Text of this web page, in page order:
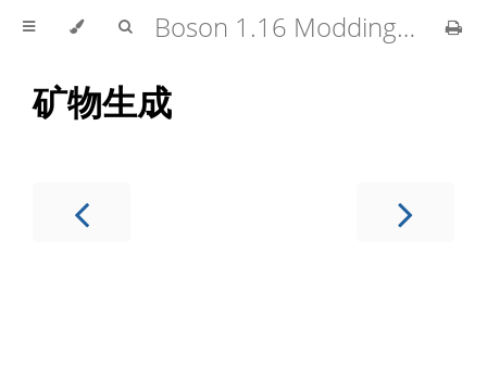
Boson 1.16 Modding Tutorial
矿物生成